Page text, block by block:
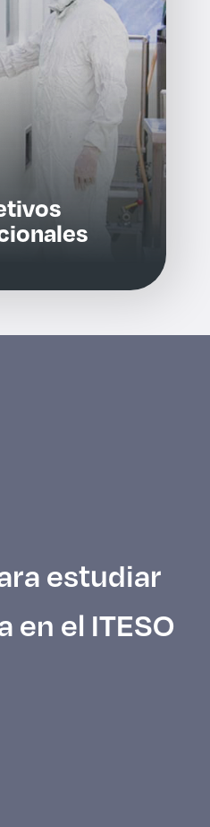
estudiar
en el ITESO